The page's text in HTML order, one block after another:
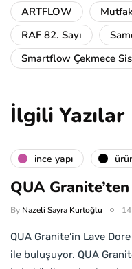
ARTFLOW
RAF 82. Sayı
Smartflow Çekmece
İlgili Yazılar
i̇nce yapı
QUA
By Nazeli Sayra Kurtoğlu
QUA Granite’in Lave
ile buluşuyor. QUA